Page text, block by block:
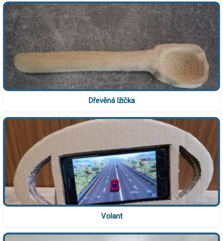
Dřevěná lžička
Volant